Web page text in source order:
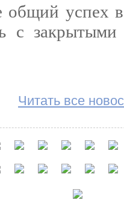
общий успех
с закрытыми
Читать все